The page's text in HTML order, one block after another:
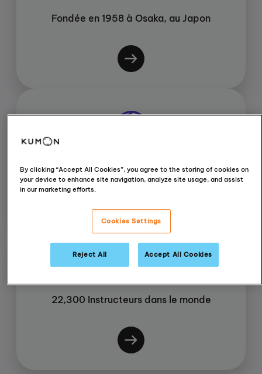
Fondée en 1958 à Osaka, au Japon
22,300 Instructeurs dans le monde
By clicking “Accept All Cookies”, you agree to the storing of cookies on
your device to enhance site navigation, analyze site usage, and assist
in our marketing efforts.
Cookies Settings
Reject All Accept All Cookies